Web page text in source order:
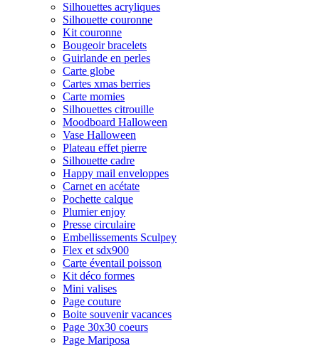
Silhouettes acryliques
Silhouette couronne
Kit couronne
Bougeoir bracelets
Guirlande en perles
Carte globe
Cartes xmas berries
Carte momies
Silhouettes citrouille
Moodboard Halloween
Vase Halloween
Plateau effet pierre
Silhouette cadre
Happy mail enveloppes
Carnet en acétate
Pochette calque
Plumier enjoy
Presse circulaire
Embellissements Sculpey
Flex et sdx900
Carte éventail poisson
Kit déco formes
Mini valises
Page couture
Boite souvenir vacances
Page 30x30 coeurs
Page Mariposa